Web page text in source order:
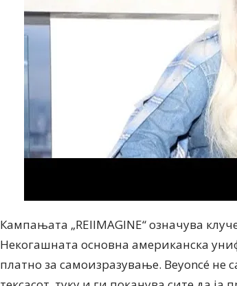
Кампањата „REIIMAGINE“ означува
Некогашната основна американска
платно за самоизразување. Beyoncé не